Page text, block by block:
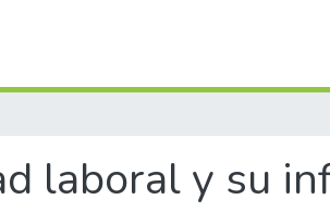
laboral y su